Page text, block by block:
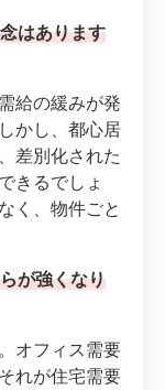
はあります
給の緩みが発
かし、都心居
差別化された
きるでしょ
く、物件ごと
が強くなり
オフィス需要
れが住宅需要